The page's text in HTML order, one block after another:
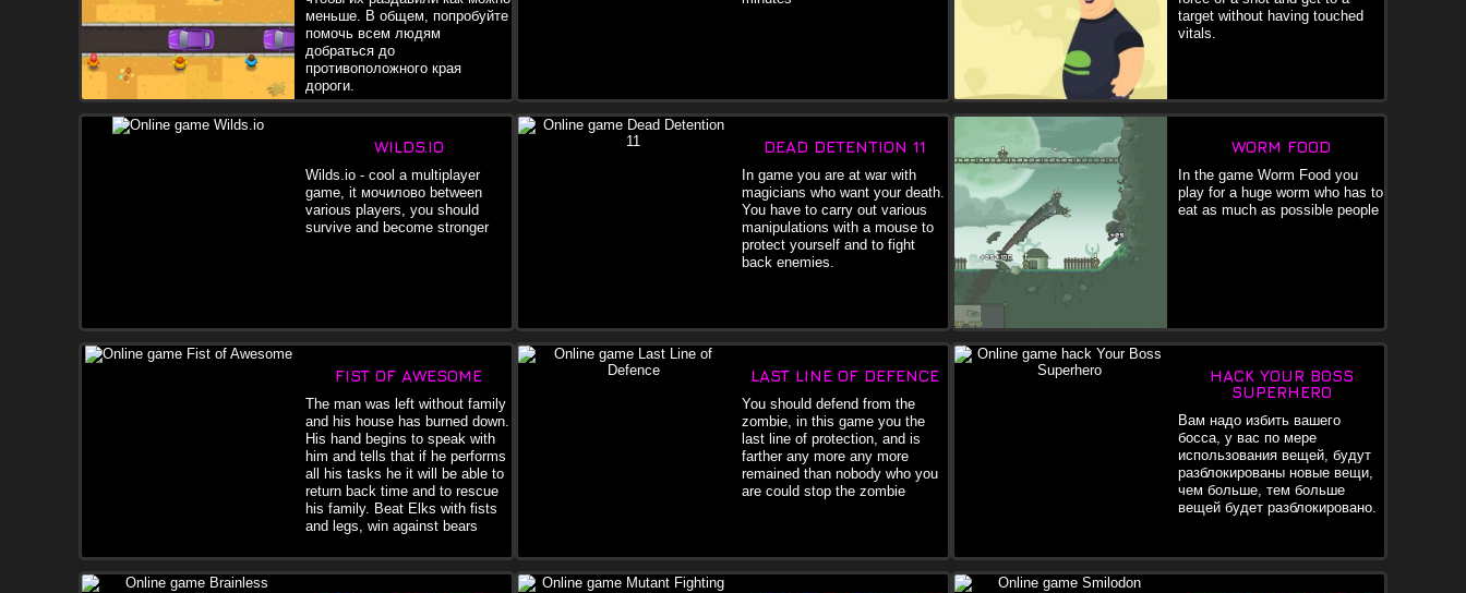
меньше. В общем, попробуйте
помочь всем людям
добраться до
противоположного края
дороги.
target without having touched
vitals.
WILDS.IO
Wilds.io - cool a multiplayer
game, it мочилово between
various players, you should
survive and become stronger
DEAD DETENTION 11
In game you are at war with
magicians who want your death.
You have to carry out various
manipulations with a mouse to
protect yourself and to fight
back enemies.
WORM FOOD
In the game Worm Food you
play for a huge worm who has to
eat as much as possible people
FIST OF AWESOME
The man was left without family
and his house has burned down.
His hand begins to speak with
him and tells that if he performs
all his tasks he it will be able to
return back time and to rescue
his family. Beat Elks with fists
and legs, win against bears
LAST LINE OF DEFENCE
You should defend from the
zombie, in this game you the
last line of protection, and is
farther any more any more
remained than nobody who you
are could stop the zombie
HACK YOUR BOSS
SUPERHERO
Вам надо избить вашего
босса, у вас по мере
использования вещей, будут
разблокированы новые вещи,
чем больше, тем больше
вещей будет разблокировано.